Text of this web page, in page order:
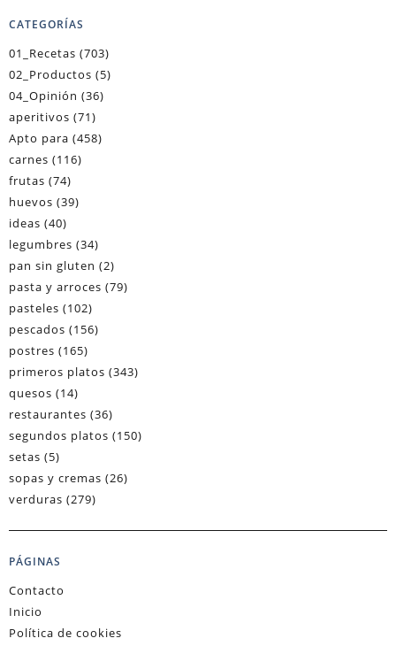
CATEGORÍAS
01_Recetas (703)
02_Productos (5)
04_Opinión (36)
aperitivos (71)
Apto para (458)
carnes (116)
frutas (74)
huevos (39)
ideas (40)
legumbres (34)
pan sin gluten (2)
pasta y arroces (79)
pasteles (102)
pescados (156)
postres (165)
primeros platos (343)
quesos (14)
restaurantes (36)
segundos platos (150)
setas (5)
sopas y cremas (26)
verduras (279)
PÁGINAS
Contacto
Inicio
Política de cookies